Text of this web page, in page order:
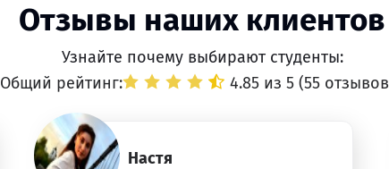
Отзывы наших клиентов
Узнайте почему выбирают студенты:
Общий рейтинг:
4.85 из 5 (55 отзывов
Настя